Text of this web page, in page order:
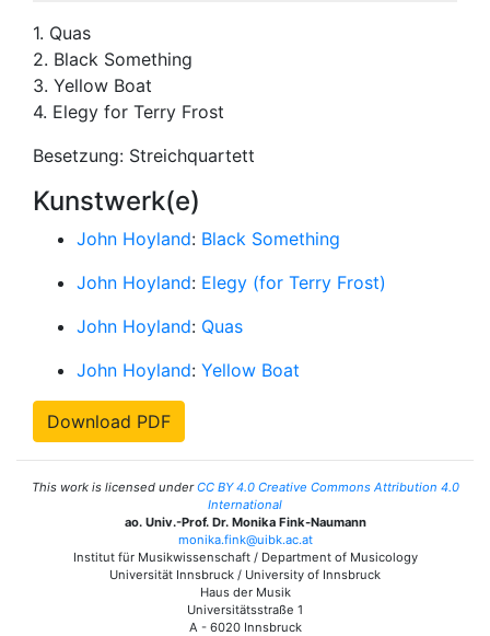
1. Quas
2. Black Something
3. Yellow Boat
4. Elegy for Terry Frost
Besetzung: Streichquartett
Kunstwerk(e)
John Hoyland: Black Something
John Hoyland: Elegy (for Terry Frost)
John Hoyland: Quas
John Hoyland: Yellow Boat
Download PDF
This work is licensed underCC BY 4.0 Creative Commons Attribution 4.0
International
ao. Univ.-Prof. Dr. Monika Fink-Naumann
monika.fink@uibk.ac.at
Institut für Musikwissenschaft / Department of Musicology
Universität Innsbruck / University of Innsbruck
Haus der Musik
Universitätsstraße 1
A - 6020 Innsbruck